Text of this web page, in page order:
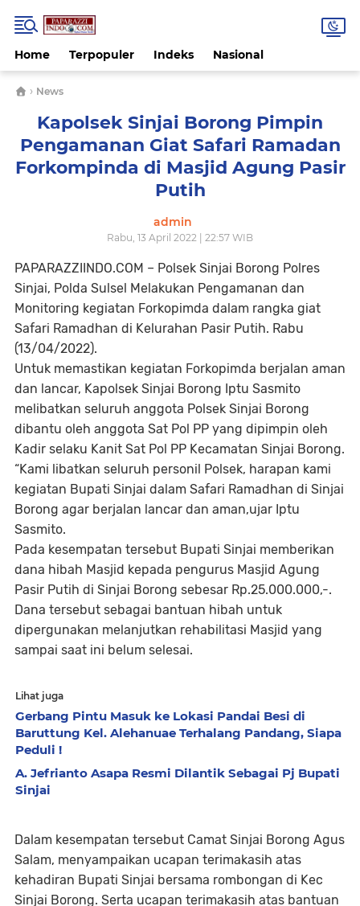
Home Terpopuler Indeks Nasional
› News
Kapolsek Sinjai Borong Pimpin
Pengamanan Giat Safari Ramadan
Forkompinda di Masjid Agung Pasir
Putih
admin
Rabu, 13 April 2022 | 22:57 WIB
PAPARAZZIINDO.COM – Polsek Sinjai Borong Polres
Sinjai, Polda Sulsel Melakukan Pengamanan dan
Monitoring kegiatan Forkopimda dalam rangka giat
Safari Ramadhan di Kelurahan Pasir Putih. Rabu
(13/04/2022).
Untuk memastikan kegiatan Forkopimda berjalan aman
dan lancar, Kapolsek Sinjai Borong Iptu Sasmito
melibatkan seluruh anggota Polsek Sinjai Borong
dibantu oleh anggota Sat Pol PP yang dipimpin oleh
Kadir selaku Kanit Sat Pol PP Kecamatan Sinjai Borong.
“Kami libatkan seluruh personil Polsek, harapan kami
kegiatan Bupati Sinjai dalam Safari Ramadhan di Sinjai
Borong agar berjalan lancar dan aman,ujar Iptu
Sasmito.
Pada kesempatan tersebut Bupati Sinjai memberikan
dana hibah Masjid kepada pengurus Masjid Agung
Pasir Putih di Sinjai Borong sebesar Rp.25.000.000,-.
Dana tersebut sebagai bantuan hibah untuk
dipergunakan melanjutkan rehabilitasi Masjid yang
sampai saat ini belum selesai.
Lihat juga
Gerbang Pintu Masuk ke Lokasi Pandai Besi di
Baruttung Kel. Alehanuae Terhalang Pandang, Siapa
Peduli !
A. Jefrianto Asapa Resmi Dilantik Sebagai Pj Bupati
Sinjai
Dalam kesempatan tersebut Camat Sinjai Borong Agus
Salam, menyampaikan ucapan terimakasih atas
kehadiran Bupati Sinjai bersama rombongan di Kec
Sinjai Borong. Serta ucapan terimakasih atas bantuan